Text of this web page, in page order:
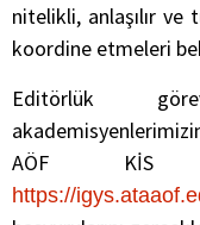
nitelikli, anlaşılır ve
koordine etmeleri
Editörlük
AÖF KİS
https://